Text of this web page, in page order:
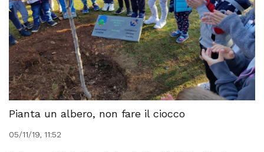
Pianta un albero, non fare il ciocco
05/11/19, 11:52